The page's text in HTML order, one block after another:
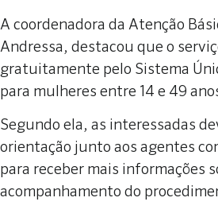
A coordenadora da Atenção
Andressa, destacou que o
gratuitamente pelo Sistema
para mulheres entre 14 e 49
Segundo ela, as interessadas
orientação junto aos agentes
para receber mais informações
acompanhamento do